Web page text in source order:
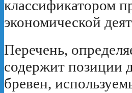
классификатором
экономической
Перечень,
содержит позиции
бревен,